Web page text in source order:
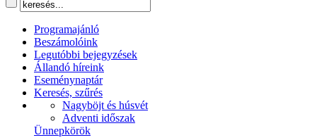
Programajánló
Beszámolóink
Legutóbbi bejegyzések
Állandó híreink
Eseménynaptár
Keresés, szűrés
Nagyböjt és húsvét
Adventi időszak
Ünnepkörök